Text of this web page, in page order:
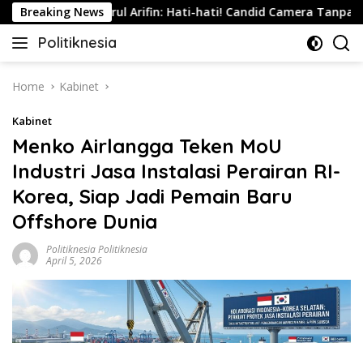
Skip
to
content
Breaking NewsNurul Arifin: Hati-hati! Candid Camera Tanpa
Politiknesia
Politiknesia.com
Home Kabinet
Kabinet
Menko Airlangga Teken MoU
Industri Jasa Instalasi Perairan RI-
Korea, Siap Jadi Pemain Baru
Offshore Dunia
Politiknesia Politiknesia
April 5, 2026